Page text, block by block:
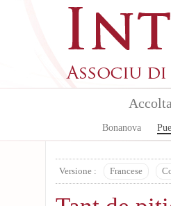
Accolta
Bonanova
Versione : Francese